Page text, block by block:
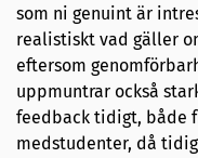
som ni genuint är
realistiskt vad gäller
eftersom
uppmuntrar också
feedback tidigt, både
medstudenter, då